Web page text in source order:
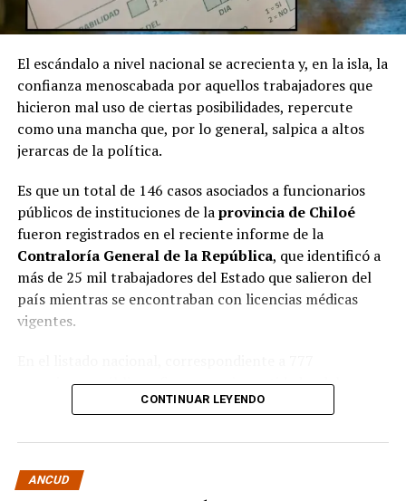
El escándalo a nivel nacional se acrecienta y, en la isla, la
confianza menoscabada por aquellos trabajadores que
hicieron mal uso de ciertas posibilidades, repercute
como una mancha que, por lo general, salpica a altos
jerarcas de la política.
Es que un total de 146 casos asociados a funcionarios
públicos de instituciones de laprovincia de Chiloé
fueron registrados en el reciente informe de la
Contraloría General de la República, que identificó a
más de 25 mil trabajadores del Estado que salieron del
país mientras se encontraban con licencias médicas
vigentes.
organismos públicos, figuran varias entidades del
Municipalidad de Castro
dentro de la provincia. Le siguen laCorporación
Municipal de Quellón
Municipal de Curaco de Vélez
CONTINUAR LEYENDO
ANCUD